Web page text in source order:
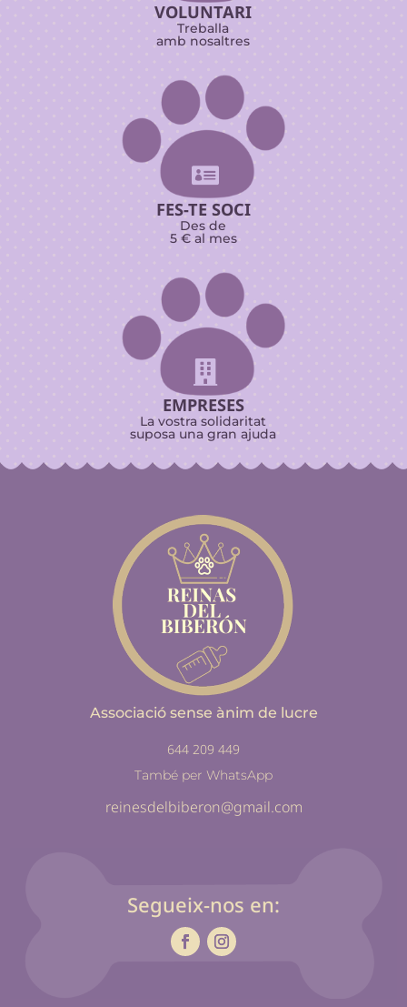
VOLUNTARI
Treballa
amb nosaltres

FES-TE SOCI
Des de
5 € al mes

EMPRESES
La vostra solidaritat
suposa una gran ajuda
Associació sense ànim de lucre
644 209 449
També per WhatsApp
reinesdelbiberon@gmail.com
Segueix-nos en: